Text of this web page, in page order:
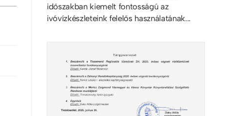
időszakban kiemelt fontosságú az
ivóvízkészleteink felelős használatának...